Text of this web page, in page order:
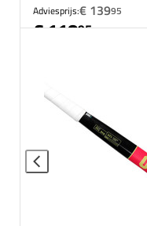
Adviesprijs:€ 13995
€ 11895